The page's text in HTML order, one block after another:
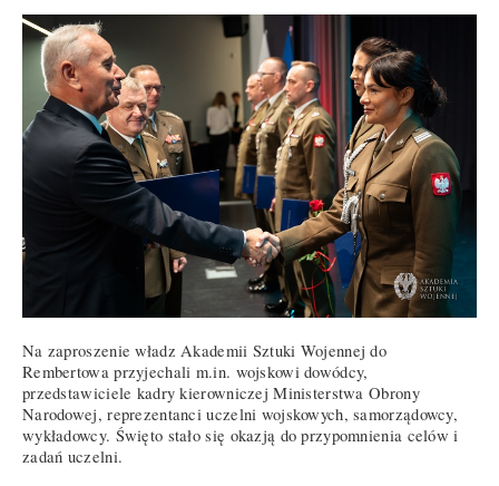
Na zaproszenie władz Akademii Sztuki Wojennej do
Rembertowa przyjechali m.in. wojskowi dowódcy,
przedstawiciele kadry kierowniczej Ministerstwa Obrony
Narodowej, reprezentanci uczelni wojskowych, samorządowcy,
wykładowcy. Święto stało się okazją do przypomnienia celów i
zadań uczelni.